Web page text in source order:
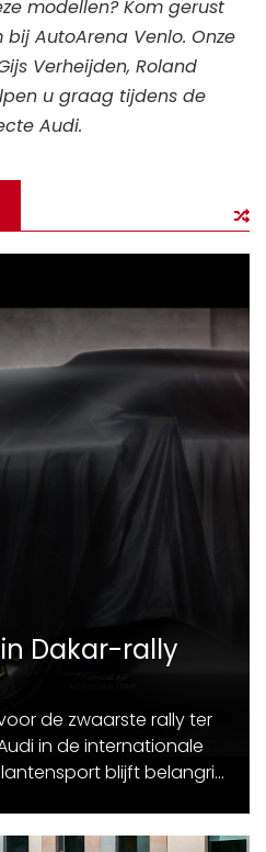
modellen? Kom gerust
AutoArena Venlo. Onze
Verheijden, Roland
u graag tijdens de
Audi.
Dakar-rally
de zwaarste rally ter
in de internationale
blijft belangri...